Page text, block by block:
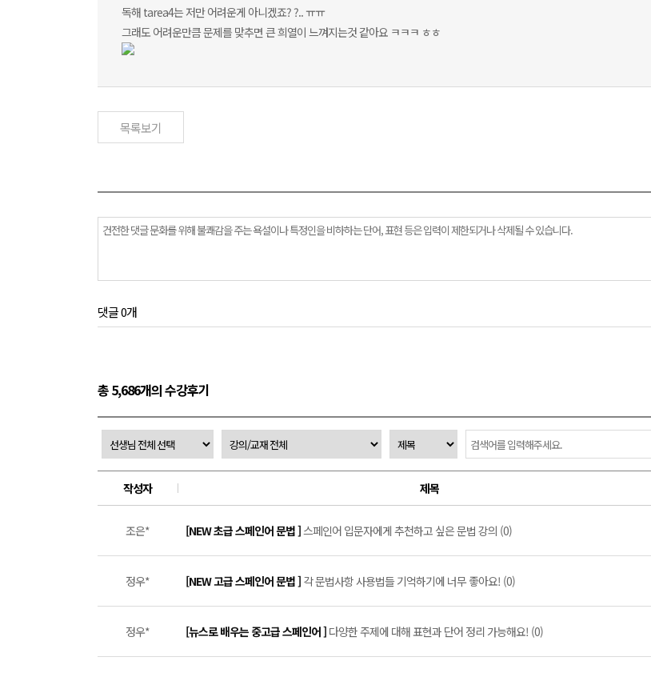
독해 tarea4는 저만 어려운게 아니겠죠? ?.. ㅠㅠ
그래도 어려운만큼 문제를 맞추면 큰 희열이 느껴지는것 같아요 ㅋㅋㅋ ㅎㅎ
목록보기
댓글 0개
총 5,686개의 수강후기
작성자 제목
조은* [NEW 초급 스페인어 문법 ]스페인어 입문자에게 추천하고 싶은 문법 강의 (0)
정우* [NEW 고급 스페인어 문법 ] 각 문법사항 사용법들 기억하기에 너무 좋아요! (0)
정우* [뉴스로 배우는 중고급 스페인어 ] 다양한 주제에 대해 표현과 단어 정리 가능해요! (0)